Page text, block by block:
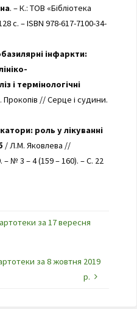
. – К.: ТОВ «Бібліотека
с. – ISBN 978-617-7100-34-
інфаркти:
і термінологічні
// Серце і судини.
роль у лікуванні
/ Л.М. Яковлева //
№ 3 – 4 (159 – 160). – С. 22
за 17 вересня
за 8 жовтня 2019
р.